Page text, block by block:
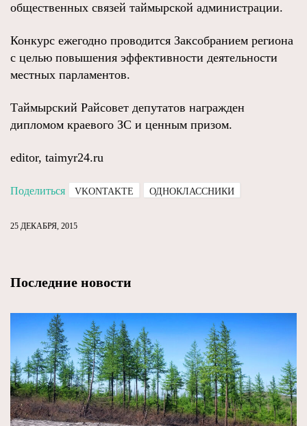
общественных связей таймырской администрации.
Конкурс ежегодно проводится Заксобранием региона
с целью повышения эффективности деятельности
местных парламентов.
Таймырский Райсовет депутатов награжден
дипломом краевого ЗС и ценным призом.
editor, taimyr24.ru
Поделиться VKONTAKTE ОДНОКЛАССНИКИ
25 ДЕКАБРЯ, 2015
Последние новости